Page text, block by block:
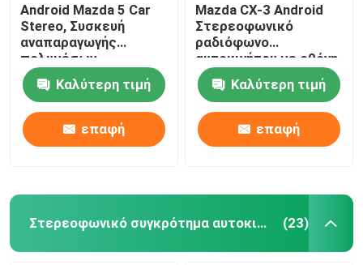
Android Mazda 5 Car
Stereo, Συσκευή
αναπαραγωγής
πολυμέσων
αυτοκινήτου με 4G
DSP Joystick
Καλύτερη τιμή
επαφή
Mazda CX-3 Android
Στερεοφωνικό
ραδιόφωνο
αυτοκινήτου με οθόνη
IPS 10,25 ιντσών
Ασύρματο Carplay
Καλύτερη τιμή
επαφή
Στερεοφωνικό συγκρότημα αυτοκινήτων της Mazda (23)